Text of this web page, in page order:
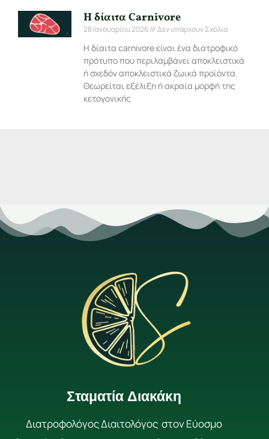
Η δίαιτα Carnivore
28 Ιανουαρίου 2026 Δεν υπάρχουν Σχόλια
Η δίαιτα carnivore είναι ένα διατροφικό
πρότυπο που περιλαμβάνει αποκλειστικά
ή σχεδόν αποκλειστικά ζωικά προϊόντα.
Θεωρείται εξέλιξη ή ακραία μορφή της
κετογονικής
Σταματία Διακάκη
Διατροφολόγος Διαιτολόγος στον Εύοσμο